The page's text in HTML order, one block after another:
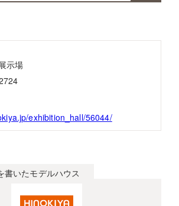
示場
exhibition_hall/56044/
書いたモデルハウス